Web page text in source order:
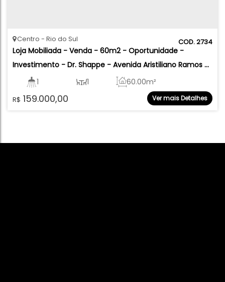
2734
Loja Mobiliada - Venda - 60m2 - Oportunidade -
Investimento - Dr. Shappe - Avenida Aristiliano Ramos -
Centro - Rio do Sul
R$ 159.000,00
Centro Rio do Sul
1 60.00m²
1
Ver mais Detalhes